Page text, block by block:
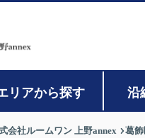
リアから探す 沿
会社ルームワン 上野annex 葛